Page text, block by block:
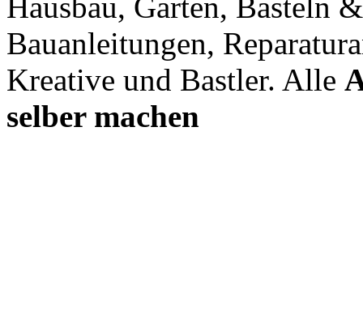
Hausbau, Garten, Basteln
Bauanleitungen,
Kreative und Bastler. Alle
selber machen